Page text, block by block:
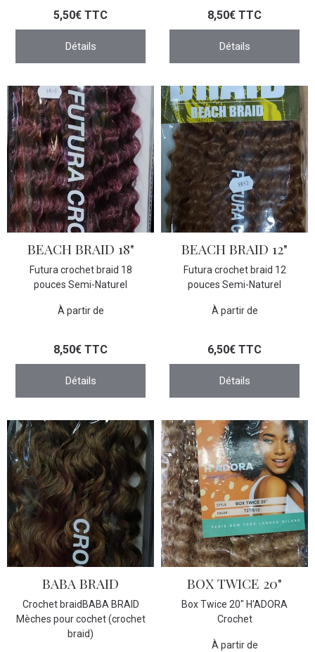
5,50€ TTC
Détails
8,50€ TTC
Détails
BEACH BRAID 18"
Futura crochet braid 18
pouces Semi-Naturel
À partir de
8,50€ TTC
Détails
BEACH BRAID 12"
Futura crochet braid 12
pouces Semi-Naturel
À partir de
6,50€ TTC
Détails
BABA BRAID
Crochet braidBABA BRAID
Mèches pour cochet (crochet
braid)
BOX TWICE 20"
Box Twice 20" H'ADORA
Crochet
À partir de